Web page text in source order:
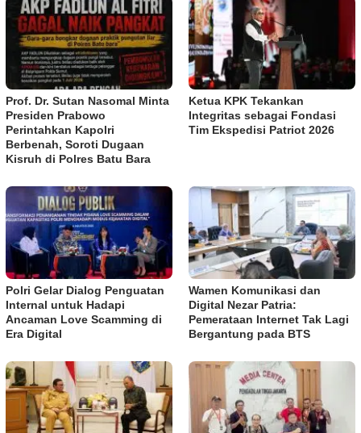
Prof. Dr. Sutan Nasomal Minta
Presiden Prabowo
Perintahkan Kapolri
Berbenah, Soroti Dugaan
Kisruh di Polres Batu Bara
Ketua KPK Tekankan
Integritas sebagai Fondasi
Tim Ekspedisi Patriot 2026
Polri Gelar Dialog Penguatan
Internal untuk Hadapi
Ancaman Love Scamming di
Era Digital
Wamen Komunikasi dan
Digital Nezar Patria:
Pemerataan Internet Tak Lagi
Bergantung pada BTS